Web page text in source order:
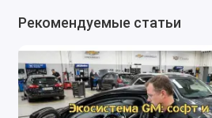
Рекомендуемые статьи